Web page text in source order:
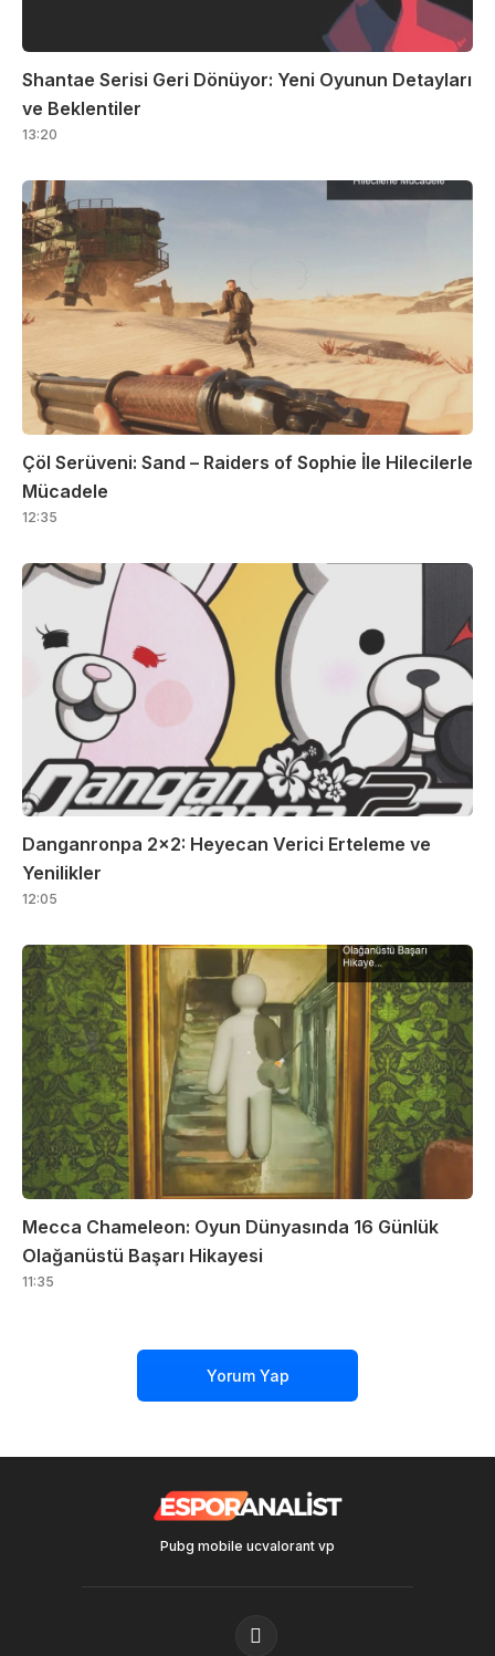
Shantae Serisi Geri Dönüyor: Yeni Oyunun Detayları
ve Beklentiler
13:20
Çöl Serüveni: Sand – Raiders of Sophie İle Hilecilerle
Mücadele
12:35
Danganronpa 2×2: Heyecan Verici Erteleme ve
Yenilikler
12:05
Mecca Chameleon: Oyun Dünyasında 16 Günlük
Olağanüstü Başarı Hikayesi
11:35
Yorum Yap
Pubg mobile ucvalorant vp